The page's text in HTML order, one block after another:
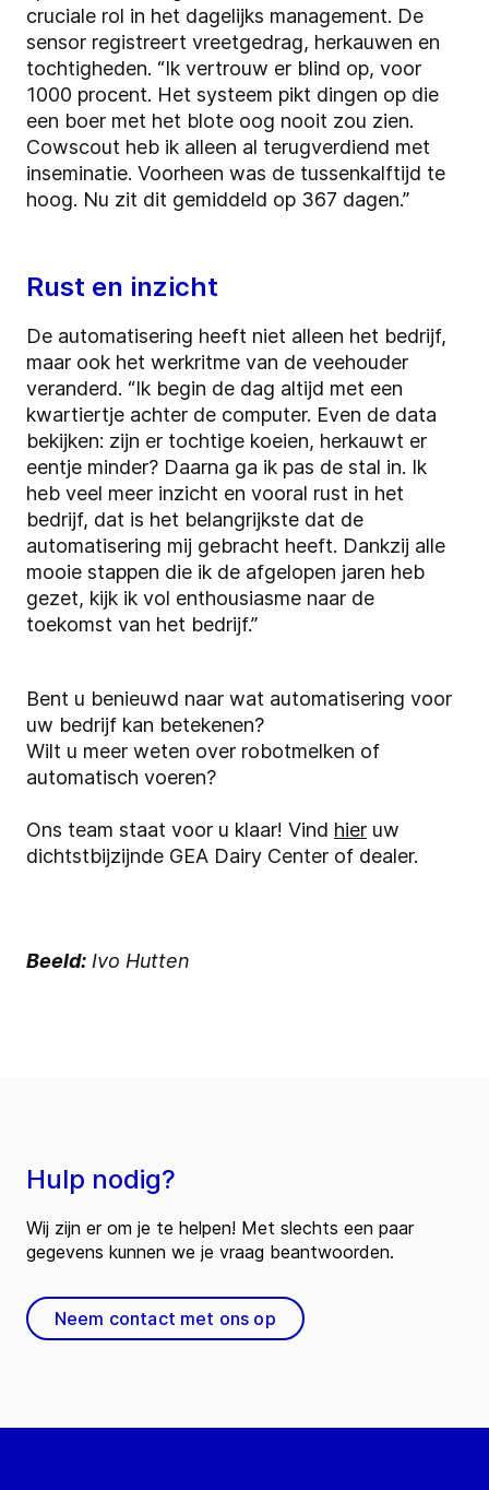
cruciale rol in het dagelijks management. De
sensor registreert vreetgedrag, herkauwen en
tochtigheden. “Ik vertrouw er blind op, voor
1000 procent. Het systeem pikt dingen op die
een boer met het blote oog nooit zou zien.
Cowscout heb ik alleen al terugverdiend met
inseminatie. Voorheen was de tussenkalftijd te
hoog. Nu zit dit gemiddeld op 367 dagen.”
Rust en inzicht
De automatisering heeft niet alleen het bedrijf,
maar ook het werkritme van de veehouder
veranderd. “Ik begin de dag altijd met een
kwartiertje achter de computer. Even de data
bekijken: zijn er tochtige koeien, herkauwt er
eentje minder? Daarna ga ik pas de stal in. Ik
heb veel meer inzicht en vooral rust in het
bedrijf, dat is het belangrijkste dat de
automatisering mij gebracht heeft. Dankzij alle
mooie stappen die ik de afgelopen jaren heb
gezet, kijk ik vol enthousiasme naar de
toekomst van het bedrijf.”
Bent u benieuwd naar wat automatisering voor
uw bedrijf kan betekenen?
Wilt u meer weten over robotmelken of
automatisch voeren?
Ons team staat voor u klaar! Vind hier uw
dichtstbijzijnde GEA Dairy Center of dealer.
Beeld: Ivo Hutten
Hulp nodig?
Wij zijn er om je te helpen! Met slechts een paar
gegevens kunnen we je vraag beantwoorden.
Neem contact met ons op